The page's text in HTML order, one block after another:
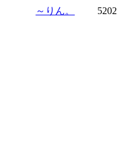
～りん。
5202